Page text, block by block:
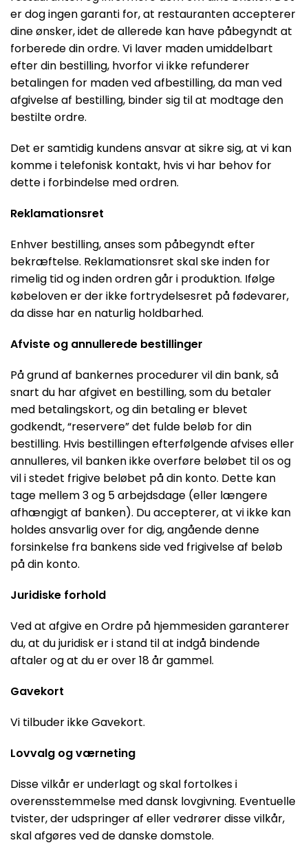
er dog ingen garanti for, at restauranten accepterer
dine ønsker, idet de allerede kan have påbegyndt at
forberede din ordre. Vi laver maden umiddelbart
efter din bestilling, hvorfor vi ikke refunderer
betalingen for maden ved afbestilling, da man ved
afgivelse af bestilling, binder sig til at modtage den
bestilte ordre.
Det er samtidig kundens ansvar at sikre sig, at vi kan
komme i telefonisk kontakt, hvis vi har behov for
dette i forbindelse med ordren.
Reklamationsret
Enhver bestilling, anses som påbegyndt efter
bekræftelse. Reklamationsret skal ske inden for
rimelig tid og inden ordren går i produktion. Ifølge
købeloven er der ikke fortrydelsesret på fødevarer,
da disse har en naturlig holdbarhed.
Afviste og annullerede bestillinger
På grund af bankernes procedurer vil din bank, så
snart du har afgivet en bestilling, som du betaler
med betalingskort, og din betaling er blevet
godkendt, “reservere” det fulde beløb for din
bestilling. Hvis bestillingen efterfølgende afvises eller
annulleres, vil banken ikke overføre beløbet til os og
vil i stedet frigive beløbet på din konto. Dette kan
tage mellem 3 og 5 arbejdsdage (eller længere
afhængigt af banken). Du accepterer, at vi ikke kan
holdes ansvarlig over for dig, angående denne
forsinkelse fra bankens side ved frigivelse af beløb
på din konto.
Juridiske forhold
Ved at afgive en Ordre på hjemmesiden garanterer
du, at du juridisk er i stand til at indgå bindende
aftaler og at du er over 18 år gammel.
Gavekort
Vi tilbuder ikke Gavekort.
Lovvalg og værneting
Disse vilkår er underlagt og skal fortolkes i
overensstemmelse med dansk lovgivning. Eventuelle
tvister, der udspringer af eller vedrører disse vilkår,
skal afgøres ved de danske domstole.